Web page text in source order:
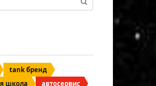
tank бренд
школа
автосервис